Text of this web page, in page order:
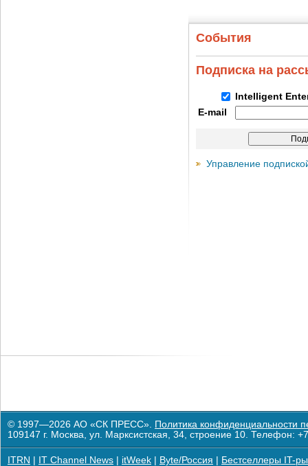
События
Подписка на
Intelligent
E-mail
Управление
© 1997—2026 АО «СК ПРЕСС». Политика конфиденциальности
109147 г. Москва, ул. Марксистская, 34, строение 10. Телефон:
ITRN IT Channel News itWeek Byte/Россия Бестселлеры IT-